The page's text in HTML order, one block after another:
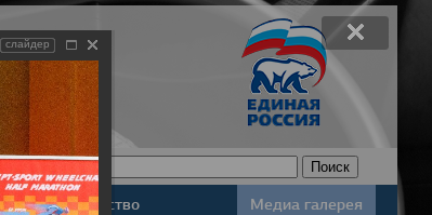
Законодательство Медиа галерея
слайдер